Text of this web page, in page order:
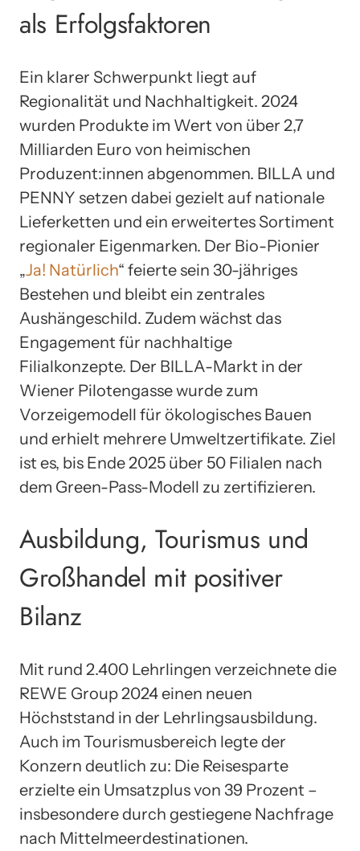
als Erfolgsfaktoren
Ein klarer Schwerpunkt liegt auf
Regionalität und Nachhaltigkeit. 2024
wurden Produkte im Wert von über 2,7
Milliarden Euro von heimischen
Produzent:innen abgenommen. BILLA und
PENNY setzen dabei gezielt auf nationale
Lieferketten und ein erweitertes Sortiment
regionaler Eigenmarken. Der Bio-Pionier
„Ja! Natürlich“ feierte sein 30-jähriges
Bestehen und bleibt ein zentrales
Aushängeschild. Zudem wächst das
Engagement für nachhaltige
Filialkonzepte. Der BILLA-Markt in der
Wiener Pilotengasse wurde zum
Vorzeigemodell für ökologisches Bauen
und erhielt mehrere Umweltzertifikate. Ziel
ist es, bis Ende 2025 über 50 Filialen nach
dem Green-Pass-Modell zu zertifizieren.
Ausbildung, Tourismus und
Großhandel mit positiver
Bilanz
Mit rund 2.400 Lehrlingen verzeichnete die
REWE Group 2024 einen neuen
Höchststand in der Lehrlingsausbildung.
Auch im Tourismusbereich legte der
Konzern deutlich zu: Die Reisesparte
erzielte ein Umsatzplus von 39 Prozent –
insbesondere durch gestiegene Nachfrage
nach Mittelmeerdestinationen.